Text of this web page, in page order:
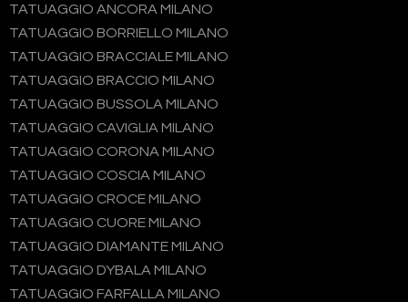
TATUAGGIO ANCORA MILANO
TATUAGGIO BORRIELLO MILANO
TATUAGGIO BRACCIALE MILANO
TATUAGGIO BRACCIO MILANO
TATUAGGIO BUSSOLA MILANO
TATUAGGIO CAVIGLIA MILANO
TATUAGGIO CORONA MILANO
TATUAGGIO COSCIA MILANO
TATUAGGIO CROCE MILANO
TATUAGGIO CUORE MILANO
TATUAGGIO DIAMANTE MILANO
TATUAGGIO DYBALA MILANO
TATUAGGIO FARFALLA MILANO